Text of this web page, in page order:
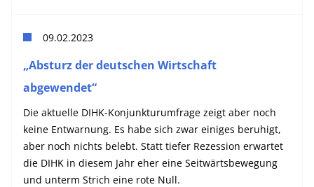
09.02.2023
„Absturz der deutschen Wirtschaft
abgewendet“
Die aktuelle DIHK-Konjunkturumfrage zeigt aber noch
keine Entwarnung. Es habe sich zwar einiges beruhigt,
aber noch nichts belebt. Statt tiefer Rezession erwartet
die DIHK in diesem Jahr eher eine Seitwärtsbewegung
und unterm Strich eine rote Null.